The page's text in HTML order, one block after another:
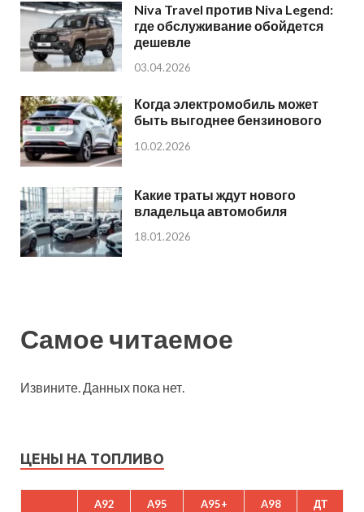
Niva Travel против Niva Legend:
где обслуживание обойдется
дешевле
03.04.2026
Когда электромобиль может
быть выгоднее бензинового
10.02.2026
Какие траты ждут нового
владельца автомобиля
18.01.2026
Самое читаемое
Извините. Данных пока нет.
ЦЕНЫ НА ТОПЛИВО
A92 A95 A95+ A98 ДТ